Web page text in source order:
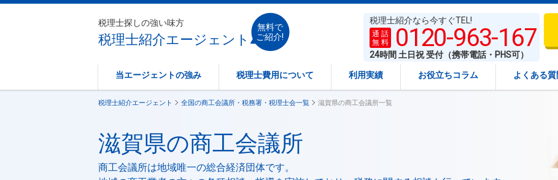
税理士探しの強い味方
税理士紹介エージェント
無料で
ご紹介!
税理士紹介なら今すぐTEL!
通 話
無 料
0120-963-167
24時間 土日祝 受付（携帯電話・PHS可）
当エージェントの強み 税理士費用について 利用実績 お役立ちコラム よくある質
税理士紹介エージェント 全国の商工会議所・税務署・税理士会一覧 滋賀県の商工会議所一覧
滋賀県の商工会議所
商工会議所は地域唯一の総合経済団体です。